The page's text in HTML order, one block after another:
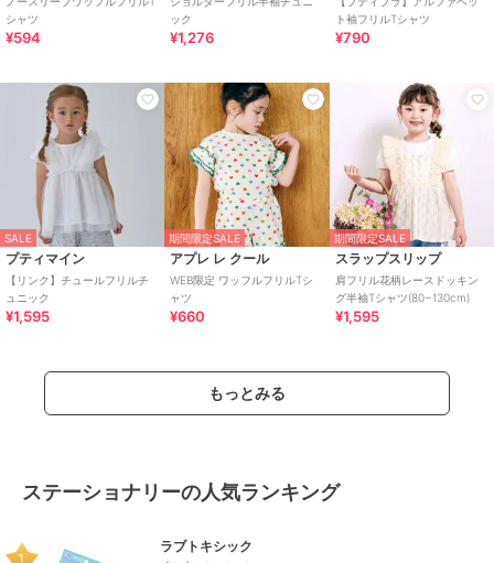
シャツ
¥594
ック
¥1,276
ト袖フリルTシャツ
¥790
SALE
プティマイン
【リンク】チュールフリルチ
ュニック
¥1,595
期間限定SALE
アプレ レ クール
WEB限定 ワッフルフリルTシ
ャツ
¥660
期間限定SALE
スラップスリップ
肩フリル花柄レースドッキン
グ半袖Tシャツ(80~130cm)
¥1,595
もっとみる
ステーショナリーの人気ランキング
ラブトキシック